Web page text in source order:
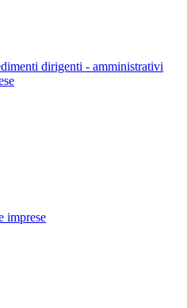
dirigenti - amministrativi
imprese